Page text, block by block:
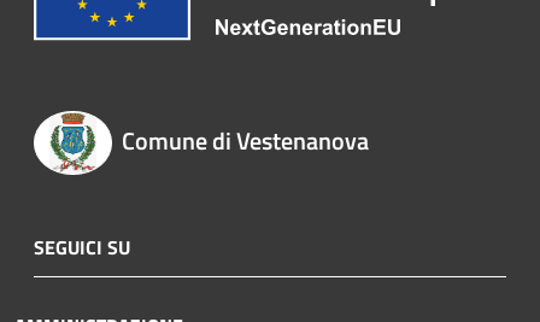
Comune di Vestenanova
SEGUICI SU